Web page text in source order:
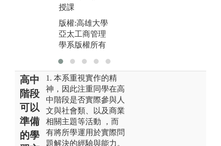
授課
版權:高雄大學
亞太工商管理
學系版權所有
高中
階段
可以
準備
的學
1. 本系重視實作的精
神，因此注重同學在高
中階段是否實際參與人
文與社會類、以及商業
相關主題等活動 ，而
有將所學運用於實際問
題解決的經驗與能力。